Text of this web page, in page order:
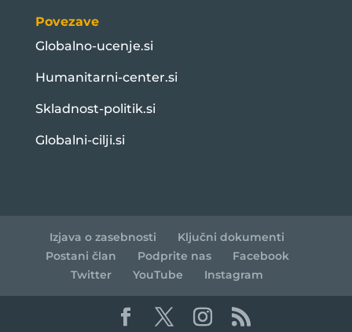
Povezave
Globalno-ucenje.si
Humanitarni-center.si
Skladnost-politik.si
Globalni-cilji.si
Izjava o zasebnosti
Ključni dokumenti
Postani član
Podprite nas
Facebook
Twitter
YouTube Instagram